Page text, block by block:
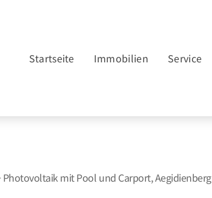
Startseite Immobilien Service
Photovoltaik mit Pool und Carport, Aegidienberg